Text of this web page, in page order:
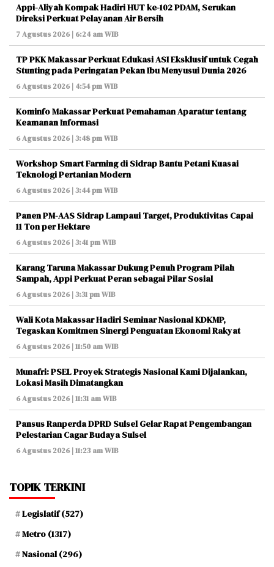
Appi-Aliyah Kompak Hadiri HUT ke-102 PDAM, Serukan
Direksi Perkuat Pelayanan Air Bersih
7 Agustus 2026 | 6:24 am WIB
TP PKK Makassar Perkuat Edukasi ASI Eksklusif untuk Cegah
Stunting pada Peringatan Pekan Ibu Menyusui Dunia 2026
6 Agustus 2026 | 4:54 pm WIB
Kominfo Makassar Perkuat Pemahaman Aparatur tentang
Keamanan Informasi
6 Agustus 2026 | 3:48 pm WIB
Workshop Smart Farming di Sidrap Bantu Petani Kuasai
Teknologi Pertanian Modern
6 Agustus 2026 | 3:44 pm WIB
Panen PM-AAS Sidrap Lampaui Target, Produktivitas Capai
11 Ton per Hektare
6 Agustus 2026 | 3:41 pm WIB
Karang Taruna Makassar Dukung Penuh Program Pilah
Sampah, Appi Perkuat Peran sebagai Pilar Sosial
6 Agustus 2026 | 3:31 pm WIB
Wali Kota Makassar Hadiri Seminar Nasional KDKMP,
Tegaskan Komitmen Sinergi Penguatan Ekonomi Rakyat
6 Agustus 2026 | 11:50 am WIB
Munafri: PSEL Proyek Strategis Nasional Kami Dijalankan,
Lokasi Masih Dimatangkan
6 Agustus 2026 | 11:31 am WIB
Pansus Ranperda DPRD Sulsel Gelar Rapat Pengembangan
Pelestarian Cagar Budaya Sulsel
6 Agustus 2026 | 11:23 am WIB
TOPIK TERKINI
Legislatif(527)
Metro (1317)
Nasional(296)